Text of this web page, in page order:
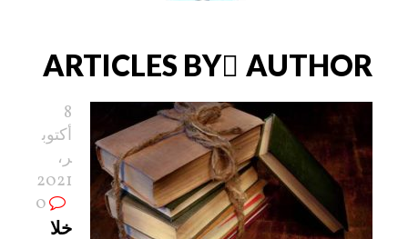
ARTICLES BY ِAUTHOR
8
أكتوب
ر،
2021
0
خلا